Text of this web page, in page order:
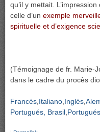
qu’il y mettait.
celle d’un exemple
spirituelle et d’exigence
(Témoignage de fr. Marie-
dans le cadre du procès
Francés Italiano Inglés
Portugués, Brasil